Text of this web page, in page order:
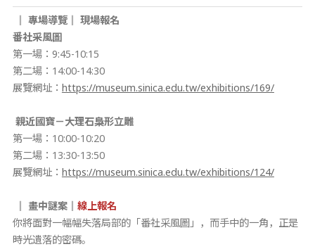
║ 專場導覽║
現場報名
番社采風圖
第一場：9:45-10:15
第二場：14:00-14:30
展覽網址： https://museum.sinica.edu.tw/exhibitions/169/
親近國寶－大理石梟形立雕
第一場：10:00-10:20
第二場：13:30-13:50
展覽網址： https://museum.sinica.edu.tw/exhibitions/124/
║ 畫中謎案║ 線上報名
你將面對一幅幅失落局部的「番社采風圖」，而手中的一角，正是
時光遺落的密碼。